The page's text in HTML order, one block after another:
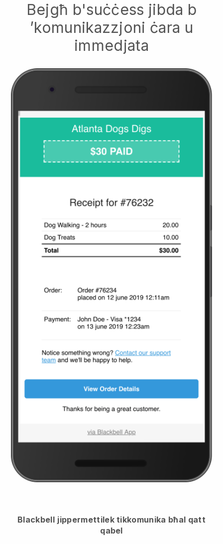
Bejgħ b'suċċess jibda b
’komunikazzjoni ċara u
immedjata
Blackbell jippermettilek tikkomunika bħal qatt
qabel